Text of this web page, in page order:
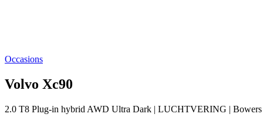
Occasions
Volvo Xc90
2.0 T8 Plug-in hybrid AWD Ultra Dark | LUCHTVERING | Bowers